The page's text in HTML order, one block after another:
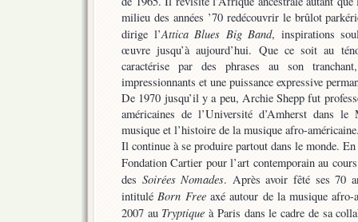
milieu des années ’70 redécouvrir le brûlot
dirige l’Attica Blues Big Band, inspirations
œuvre jusqu’à aujourd’hui. Que ce soit au
caractérise par des phrases au son
impressionnants et une puissance expressive
De 1970 jusqu’il y a peu, Archie Shepp fut
américaines de l’Université d’Amherst dans
musique et l’histoire de la musique afro-
Il continue à se produire partout dans le monde.
Fondation Cartier pour l’art contemporain au
des Soirées Nomades. Après avoir fêté ses 70
intituléBorn Freeaxé autour de la musique afro-
2007 au Tryptique à Paris dans le cadre de sa